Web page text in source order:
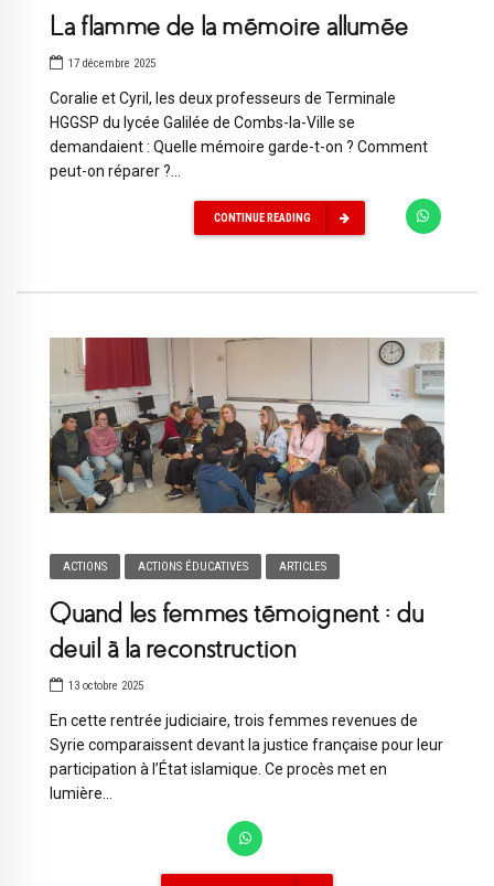
La flamme de la mémoire allumée
17 décembre 2025
Coralie et Cyril, les deux professeurs de Terminale
HGGSP du lycée Galilée de Combs-la-Ville se
demandaient : Quelle mémoire garde-t-on ? Comment
peut-on réparer ?...
CONTINUE READING
ACTIONS ACTIONS ÉDUCATIVES ARTICLES
Quand les femmes témoignent : du
deuil à la reconstruction
13 octobre 2025
En cette rentrée judiciaire, trois femmes revenues de
Syrie comparaissent devant la justice française pour leur
participation à l’État islamique. Ce procès met en
lumière...